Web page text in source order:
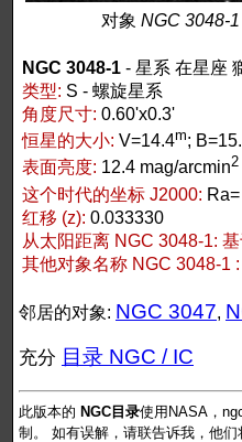
对象 NGC 3048-1
NGC 3048-1 - 星系 在星座
类型: S - 螺旋星系
角度尺寸: 0.60'x0.3'
恒星的大小: V=14.4m;
表面亮度: 12.4 mag/arcmin2
这个时代的坐标 J2000:
红移 (z): 0.033330
从太阳距离 NGC 3048-1:
其他对象名称 NGC 3048-1 :
邻居的对象: NGC 3047,
充分 目录 NGC / IC
此版本的 NGC目录使用NASA，
制。 如有误解，请联告诉我，他们